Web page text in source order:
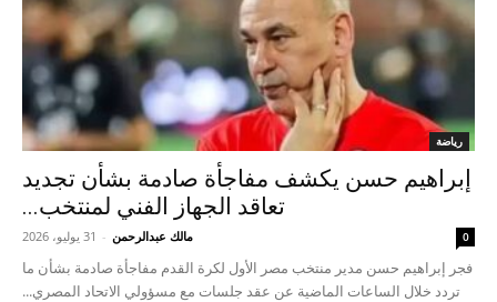
رياضة
إبراهيم حسن يكشف مفاجأة صادمة بشأن تجديد
تعاقد الجهاز الفني لمنتخب...
مالك عبدالرحمن - 31 يوليو، 2026 0
فجر إبراهيم حسن مدير منتخب مصر الأول لكرة القدم مفاجأة صادمة بشأن ما
تردد خلال الساعات الماضية عن عقد جلسات مع مسؤولي الاتحاد المصري...